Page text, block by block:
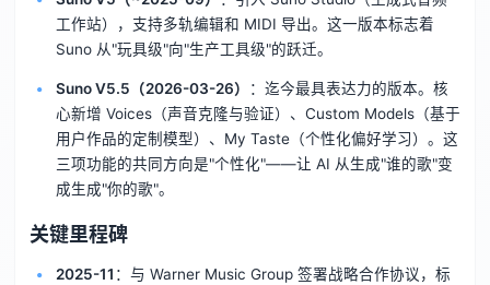
工作站），支持多轨编辑和 MIDI 导出。这一版本标志着
Suno 从"玩具级"向"生产工具级"的跃迁。
Suno V5.5（2026-03-26）
：迄今最具表达力的版本。核
心新增 Voices（声音克隆与验证）、Custom Models（基于
用户作品的定制模型）、My Taste（个性化偏好学习）。这
三项功能的共同方向是"个性化"——让 AI 从生成"谁的歌"变
成生成"你的歌"。
关键里程碑
2025-11 ：与 Warner Music Group 签署战略合作协议，标